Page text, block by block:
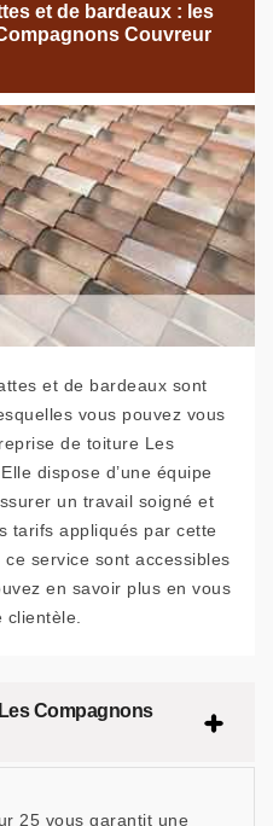
et de bardeaux : les
Couvreur
et de bardeaux sont
vous pouvez vous
de toiture Les
dispose d’une équipe
un travail soigné et
tarifs appliqués par cette
service sont accessibles
en savoir plus en vous
clientèle.
Compagnons
25 vous garantit une